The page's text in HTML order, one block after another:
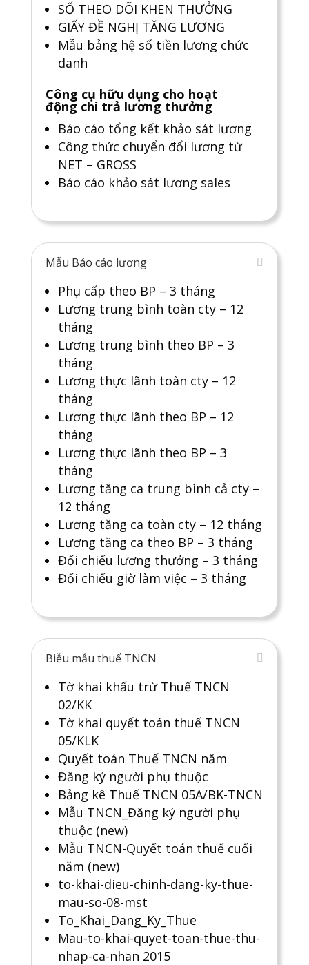
SỔ THEO DÕI KHEN THƯỞNG
GIẤY ĐỀ NGHỊ TĂNG LƯƠNG
Mẫu bảng hệ số tiền lương chức
danh
Công cụ hữu dụng cho hoạt
động chi trả lương thưởng
Báo cáo tổng kết khảo sát lương
Công thức chuyển đổi lương từ
NET – GROSS
Báo cáo khảo sát lương sales
Mẫu Báo cáo lương
Phụ cấp theo BP – 3 tháng
Lương trung bình toàn cty – 12
tháng
Lương trung bình theo BP – 3
tháng
Lương thực lãnh toàn cty – 12
tháng
Lương thực lãnh theo BP – 12
tháng
Lương thực lãnh theo BP – 3
tháng
Lương tăng ca trung bình cả cty –
12 tháng
Lương tăng ca toàn cty – 12 tháng
Lương tăng ca theo BP – 3 tháng
Đối chiếu lương thưởng – 3 tháng
Đối chiếu giờ làm việc – 3 tháng
Biễu mẫu thuế TNCN
Tờ khai khấu trừ Thuế TNCN
02/KK
Tờ khai quyết toán thuế TNCN
05/KLK
Quyết toán Thuế TNCN năm
Đăng ký người phụ thuộc
Bảng kê Thuế TNCN 05A/BK-TNCN
Mẫu TNCN_Đăng ký người phụ
thuộc (new)
Mẫu TNCN-Quyết toán thuế cuối
năm (new)
to-khai-dieu-chinh-dang-ky-thue-
mau-so-08-mst
To_Khai_Dang_Ky_Thue
Mau-to-khai-quyet-toan-thue-thu-
nhap-ca-nhan 2015